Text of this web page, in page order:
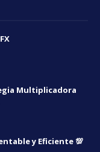
Multiplicadora
y Eficiente 💯